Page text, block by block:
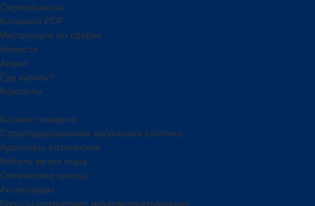
Сертификаты
Каталоги PDF
Инструкции по сборке
Новости
Акции
Где купить?
Контакты
Каталог товаров
Структурированная кабельная система
Адаптеры оптические
Кабель витая пара
Оптические кроссы
Аксессуары
Кроссы оптические неукомплектованные